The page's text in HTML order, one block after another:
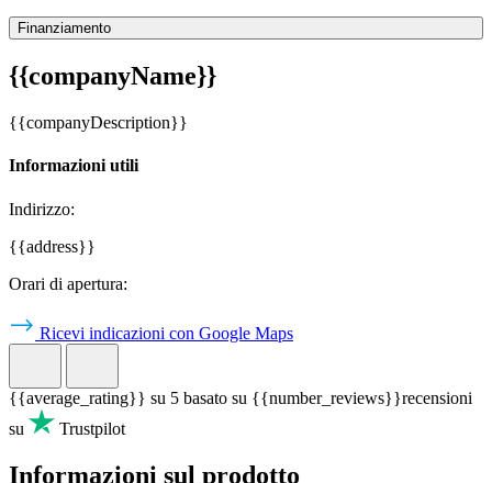
Finanziamento
{{companyName}}
{{companyDescription}}
Informazioni utili
Indirizzo:
{{address}}
Orari di apertura:
Ricevi indicazioni con Google Maps
{{average_rating}} su 5 basato su {{number_reviews}}recensioni
su
Trustpilot
Informazioni sul prodotto